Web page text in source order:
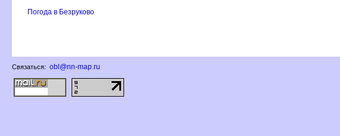
Погода в Безруково
Связаться: obl@nn-map.ru